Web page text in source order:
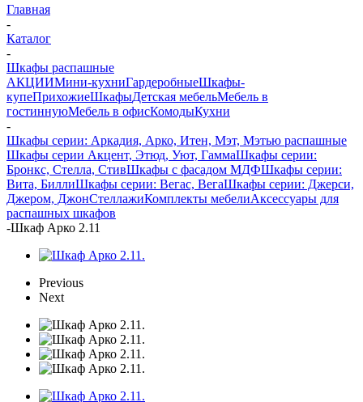
Главная
-
Каталог
-
Шкафы распашные
АКЦИИМини-кухниГардеробныеШкафы-
купеПрихожиеШкафыДетская мебельМебель в
гостиннуюМебель в офисКомодыКухни
-
Шкафы серии: Аркадия, Арко, Итен, Мэт, Мэтью распашные
Шкафы серии Акцент, Этюд, Уют, ГаммаШкафы серии:
Бронкс, Стелла, СтивШкафы с фасадом МДФШкафы серии:
Вита, БиллиШкафы серии: Вегас, ВегаШкафы серии: Джерси,
Джером, ДжонСтеллажиКомплекты мебелиАксессуары для
распашных шкафов
-Шкаф Арко 2.11
Previous
Next